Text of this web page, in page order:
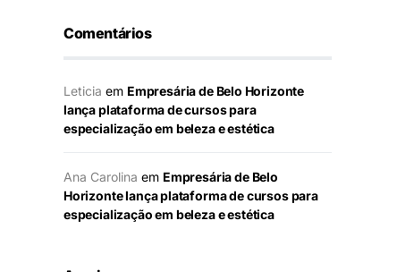
Comentários
Leticia em Empresária de Belo Horizonte
lança plataforma de cursos para
especialização em beleza e estética
Ana Carolina em Empresária de Belo
Horizonte lança plataforma de cursos para
especialização em beleza e estética